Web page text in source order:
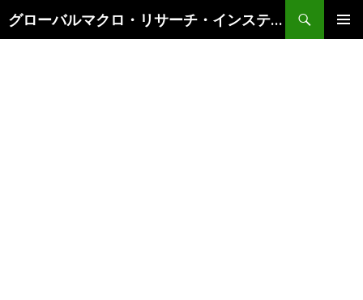
グローバルマクロ・リサーチ・インスティテュート
索